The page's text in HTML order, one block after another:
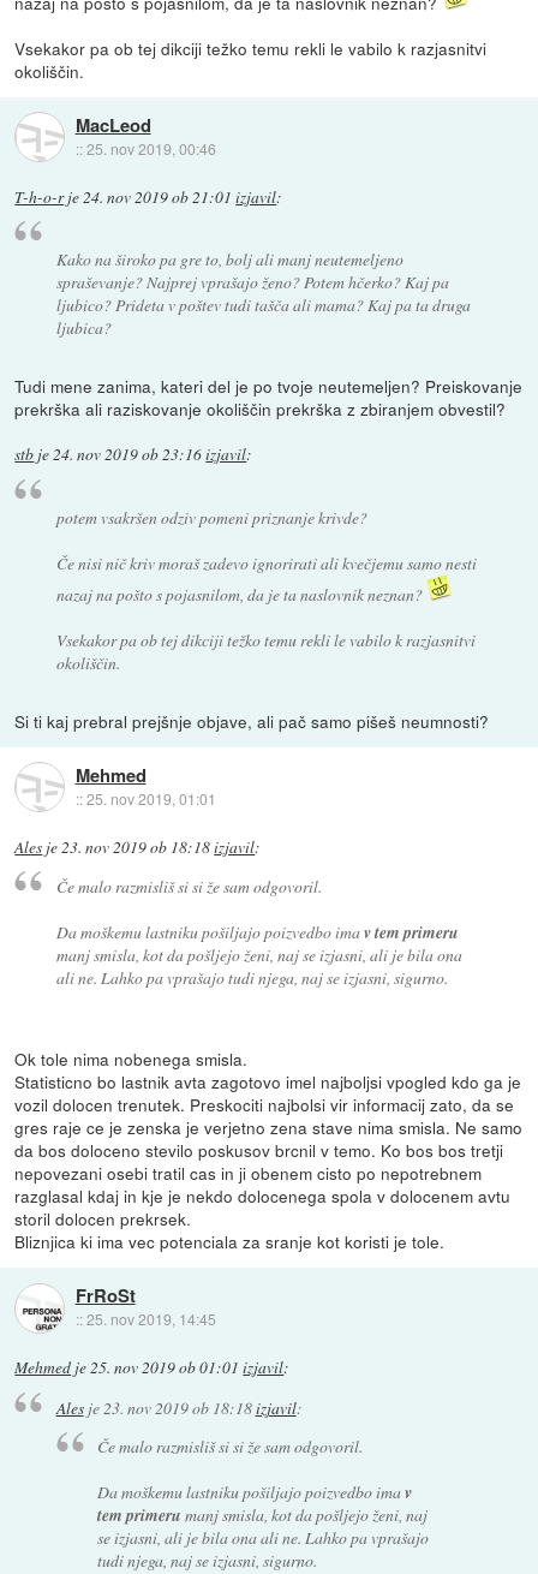
Vsekakor pa ob tej dikciji težko temu rekli le vabilo k razjasnitvi
okoliščin.
MacLeod
::25. nov 2019, 00:46
T-h-o-rje 24. nov 2019 ob 21:01 izjavil:
Kako na široko pa gre to, bolj ali manj neutemeljeno
spraševanje? Najprej vprašajo ženo? Potem hčerko? Kaj pa
ljubico? Prideta v poštev tudi tašča ali mama? Kaj pa ta druga
ljubica?
Tudi mene zanima, kateri del je po tvoje neutemeljen? Preiskovanje
prekrška ali raziskovanje okoliščin prekrška z zbiranjem obvestil?
stb je24. nov 2019 ob 23:16izjavil:
potem vsakršen odziv pomeni priznanje krivde?
Če nisi nič kriv moraš zadevo ignorirati ali kvečjemu samo nesti
nazaj na pošto s pojasnilom, da je ta naslovnik neznan?
Vsekakor pa ob tej dikciji težko temu rekli le vabilo k razjasnitvi
okoliščin.
Si ti kaj prebral prejšnje objave, ali pač samo pišeš neumnosti?
Mehmed
::25. nov 2019, 01:01
Ales je23. nov 2019 ob 18:18izjavil:
Če malo razmisliš si si že sam odgovoril.
Da moškemu lastniku pošiljajo poizvedbo imav tem primeru
manj smisla, kot da pošljejo ženi, naj se izjasni, ali je bila ona
ali ne. Lahko pa vprašajo tudi njega, naj se izjasni, sigurno.
Ok tole nima nobenega smisla.
Statisticno bo lastnik avta zagotovo imel najboljsi vpogled kdo ga je
vozil dolocen trenutek. Preskociti najbolsi vir informacij zato, da se
gres raje ce je zenska je verjetno zena stave nima smisla. Ne samo
da bos doloceno stevilo poskusov brcnil v temo. Ko bos bos tretji
nepovezani osebi tratil cas in ji obenem cisto po nepotrebnem
razglasal kdaj in kje je nekdo dolocenega spola v dolocenem avtu
storil dolocen prekrsek.
Bliznjica ki ima vec potenciala za sranje kot koristi je tole.
FrRoSt
::25. nov 2019, 14:45
Mehmed je25. nov 2019 ob 01:01 izjavil:
Alesje 23. nov 2019 ob 18:18izjavil:
Če malo razmisliš si si že sam odgovoril.
Da moškemu lastniku pošiljajo poizvedbo imav
tem primeru manj smisla, kot da pošljejo ženi, naj
se izjasni, ali je bila ona ali ne. Lahko pa vprašajo
tudi njega, naj se izjasni, sigurno.